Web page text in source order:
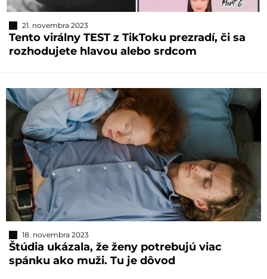
21. novembra 2023
Tento virálny TEST z TikToku prezradí, či sa
rozhodujete hlavou alebo srdcom
18. novembra 2023
Štúdia ukázala, že ženy potrebujú viac
spánku ako muži. Tu je dôvod